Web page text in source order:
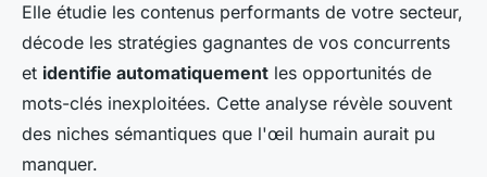
Elle étudie les contenus performants de votre secteur,
décode les stratégies gagnantes de vos concurrents
et identifie automatiquement les opportunités de
mots-clés inexploitées. Cette analyse révèle souvent
des niches sémantiques que l'œil humain aurait pu
manquer.